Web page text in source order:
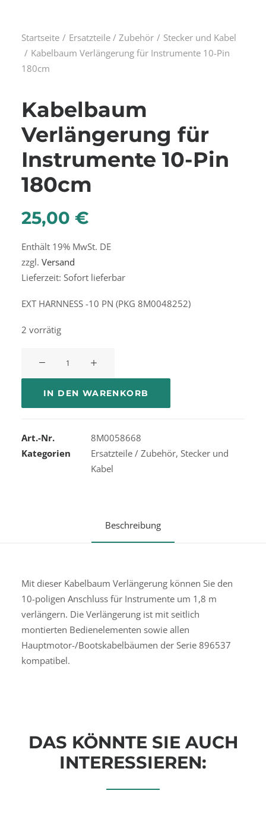
Startseite Ersatzteile / Zubehör
Stecker und Kabel
Kabelbaum Verlängerung für Instrumente 10-Pin
180cm
Kabelbaum
Verlängerung für
Instrumente 10-Pin
180cm
25,00 €
Enthält 19% MwSt. DE
zzgl. Versand
Lieferzeit: Sofort lieferbar
EXT HARNNESS -10 PN (PKG 8M0048252)
2 vorrätig
Pin
180cm
IN DEN WARENKORB
Art.-Nr.
8M0058668
Kategorien
Ersatzteile / Zubehör, Stecker und
Kabel
Beschreibung
Mit dieser Kabelbaum Verlängerung können Sie den
10-poligen Anschluss für Instrumente um 1,8 m
verlängern. Die Verlängerung ist mit seitlich
montierten Bedienelementen sowie allen
Hauptmotor-/Bootskabelbäumen der Serie 896537
kompatibel.
DAS KÖNNTE SIE AUCH
INTERESSIEREN: